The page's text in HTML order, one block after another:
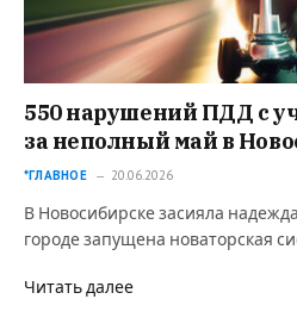
550 нарушений ПДД с
за неполный май в
*ГЛАВНОЕ 20.06.2026
В Новосибирске засияла
городе запущена новаторская
Читать далее